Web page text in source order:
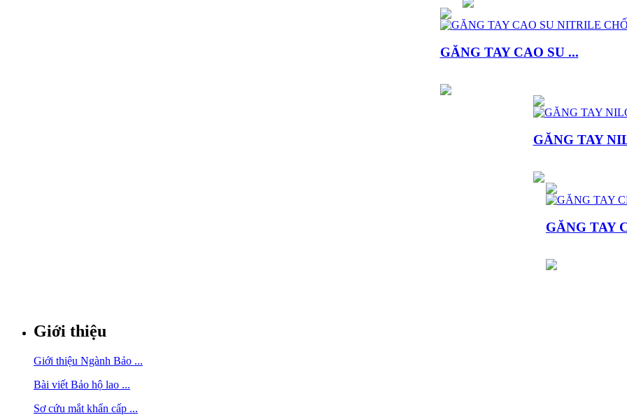
GĂNG TAY CAO SU ...
GĂNG TAY
GĂNG TAY
Giới thiệu
Giới thiệu Ngành Bảo ...
Bài viết Bảo hộ lao ...
Sơ cứu mắt khẩn cấp ...